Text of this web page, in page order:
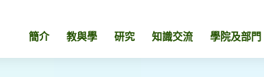
簡介 教與學 研究 知識交流 學院及部門